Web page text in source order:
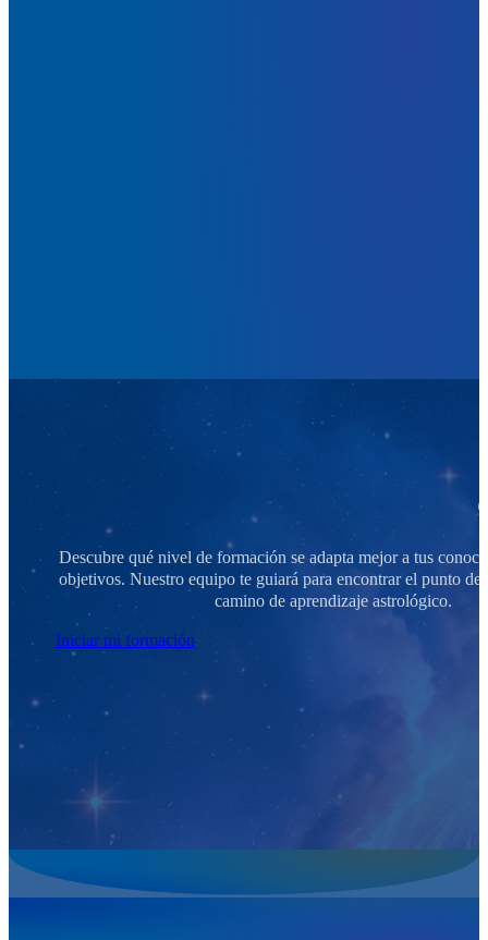
Descubre qué nivel de formación se adapta mejor a tus
objetivos. Nuestro equipo te guiará para encontrar el punto de
camino de aprendizaje astrológico.
Iniciar mi formación